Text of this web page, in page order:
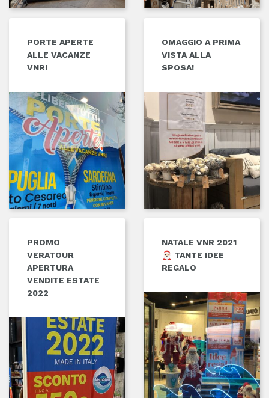
PORTE APERTE
ALLE VACANZE
VNR!
OMAGGIO A PRIMA
VISTA ALLA
SPOSA!
PROMO
VERATOUR
APERTURA
VENDITE ESTATE
2022
NATALE VNR 2021
🎅🏻 TANTE IDEE
REGALO